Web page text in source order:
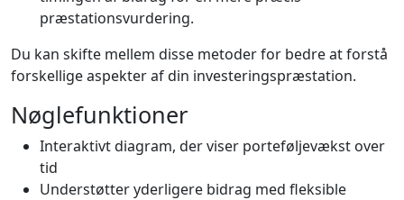
præstationsvurdering.
Du kan skifte mellem disse metoder for bedre at forstå
forskellige aspekter af din investeringspræstation.
Nøglefunktioner
Interaktivt diagram, der viser porteføljevækst over
tid
Understøtter yderligere bidrag med fleksible